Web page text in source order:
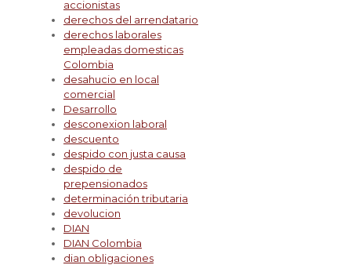
accionistas
derechos del arrendatario
derechos laborales
empleadas domesticas
Colombia
desahucio en local
comercial
Desarrollo
desconexion laboral
descuento
despido con justa causa
despido de
prepensionados
determinación tributaria
devolucion
DIAN
DIAN Colombia
dian obligaciones